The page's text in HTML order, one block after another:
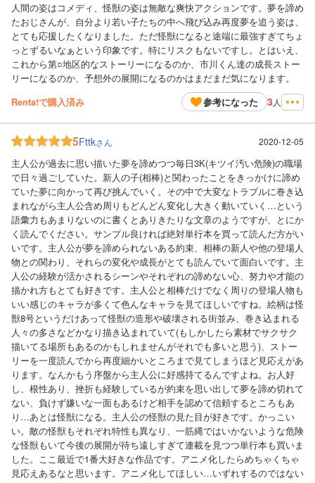
人間の姿はコメディ、怪獣の姿は無敵な爽快アクションです。夢を諦め
たおじさんが、自分より若い子たちの中へ飛び込み再度夢を追う姿は、
とても応援したくなりました。ただ怪獣になると途端に最強すぎてちょ
っとずるいなぁという印象です。特にリスクもないですし。とはいえ、
これから第○地区的なストーリーになるのか、市川くん達の成長ストー
リーになるのか、予想外の展開になるのかはまだまだ気になります。
Renta!で購入済み
参考になった 3 人
5Fttkさん 2020-12-05
主人公が過去に思い描いた夢を諦めつつ毎日3K(キツイ汚い危険)の職場
で日々過ごしていた。新人の子(相棒)と関わったことをきっかけに諦め
ていた夢に向かって再び挑んでいく。その中で大変なトラブルに巻き込
まれながら主人公含め周りもどんどん変化し大きく動いていく…という
語彙力もあまりないのに書くとありきたりな文章のようですが、とにか
く読んでください。サンプル良ければ絶対単行本を買って読んだ方がい
いです。主人公が夢を諦められないある約束、相棒の新人や他の登場人
物との関わり、それらの変化や成長がとても読んでいて面白いです。主
人公の経験が活かされるシーンやそれぞれの諦めない心、努力や才能の
描かれ方もとても好きです。主人公と相棒だけでなく周りの登場人物も
いい感じのキャラが多くて色んなキャラを見てほしいですね。絵柄は怪
獣8号というだけあって怪獣の造形や破壊される街並み、巻き込まれる
人々の多さなどかなり描き込まれていて(もしかしたら素材でサクサク
描いてる場所もあるのかもしれませんがそれでも多いと思う)、ストー
リーを一度読んでから再度細かいところまで見てしまうほど見応えがあ
ります。なんかもう序盤から主人公に好感持てるんですよね。お人好
し、根性あり、挫折も経験しているが約束を思い出して夢を諦め切れて
ない、負けず嫌いな一面もあるけど相手を認めて信頼するところもあ
り…あとは怪獣になる。主人公の怪獣の見た目が好きです。かっこい
い。敵の怪獣もそれぞれ特性も異なり、一筋縄ではいかないような危険
な怪獣もいて今後の展開が待ち遠しすぎて連載を見つつ単行本も買いま
した。ここ最近で1番大好きな作品です。アニメ化したらめちゃくちゃ
見応えあるなと思います。アニメ化してほしい…いずれするのではない